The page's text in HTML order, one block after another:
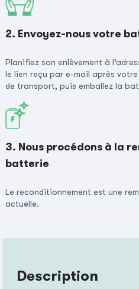
2. Envoyez-nous votre
Planifiez son enlèvement à
le lien reçu par e-mail après
de transport, puis emballez la
3. Nous procédons à la
batterie
Le reconditionnement est une
actuelle.
Description